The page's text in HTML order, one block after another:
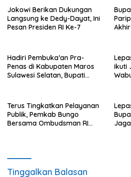
Jokowi Berikan Dukungan
Langsung ke Dedy-Dayat, Ini
Pesan Presiden RI Ke-7
2022.
Hadiri Pembuka’an Pra-
Penas di Kabupaten Maros
Sulawesi Selatan, Bupati
ikuti
Terus Tingkatkan Pelayanan
Publik, Pemkab Bungo
Bersama Ombudsman RI
Tinggalkan Balasan